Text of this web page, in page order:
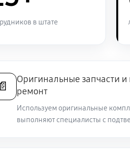
Ремонт оптики прицела
Замена CORE прицела
Ремонт контроллеров прицела
DP940
в штате
📄
Оригинальные запчасти
ремонт
Используем оригинальные
выполняют специалисты с